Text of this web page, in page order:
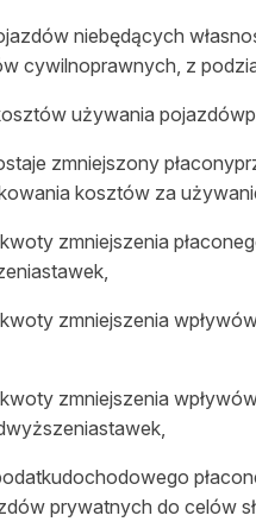
niebędących
cywilnoprawnych, z
używania
zmniejszony
kosztów za
zmniejszenia
zmniejszenia
zmniejszenia
prywatnych do celów